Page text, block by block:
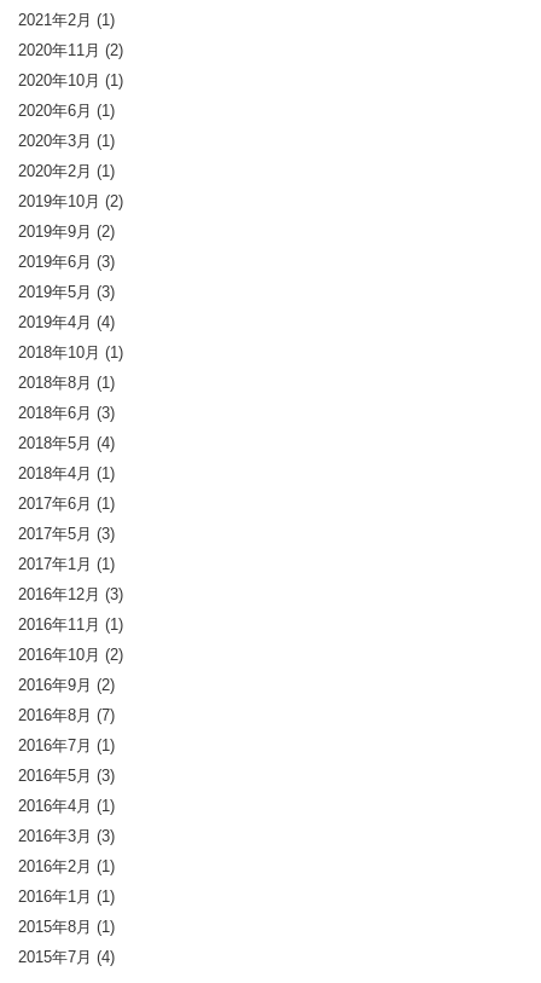
2021年2月 (1)
2020年11月 (2)
2020年10月 (1)
2020年6月 (1)
2020年3月 (1)
2020年2月 (1)
2019年10月 (2)
2019年9月 (2)
2019年6月 (3)
2019年5月 (3)
2019年4月 (4)
2018年10月 (1)
2018年8月 (1)
2018年6月 (3)
2018年5月 (4)
2018年4月 (1)
2017年6月 (1)
2017年5月 (3)
2017年1月 (1)
2016年12月 (3)
2016年11月 (1)
2016年10月 (2)
2016年9月 (2)
2016年8月 (7)
2016年7月 (1)
2016年5月 (3)
2016年4月 (1)
2016年3月 (3)
2016年2月 (1)
2016年1月 (1)
2015年8月 (1)
2015年7月 (4)